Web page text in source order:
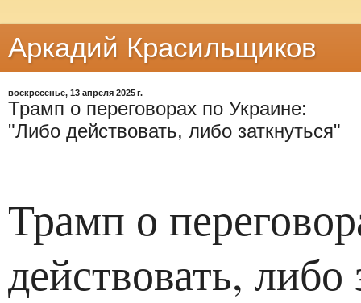
Аркадий Красильщиков
воскресенье, 13 апреля 2025 г.
Трамп о переговорах по Украине:
"Либо действовать, либо заткнуться"
Трамп о
действовать, либо